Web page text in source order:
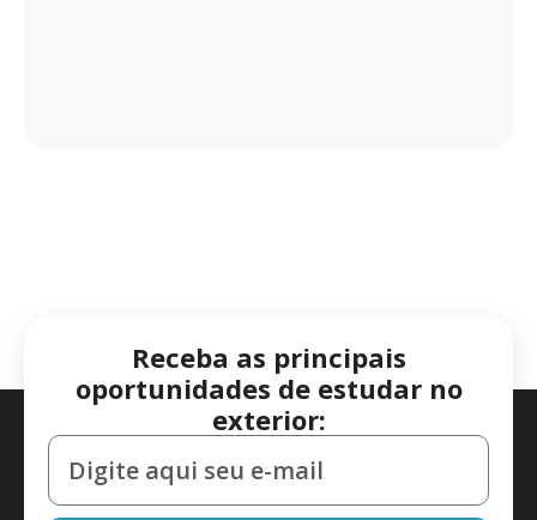
Receba as principais
oportunidades de estudar no
exterior: